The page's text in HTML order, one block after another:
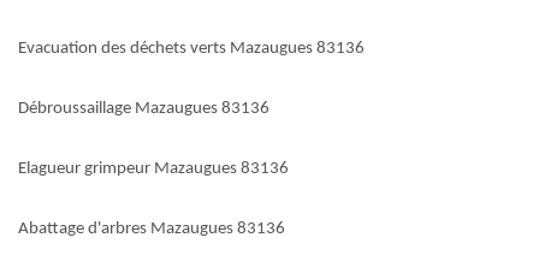
Evacuation des déchets verts Mazaugues 83136
Débroussaillage Mazaugues 83136
Elagueur grimpeur Mazaugues 83136
Abattage d'arbres Mazaugues 83136